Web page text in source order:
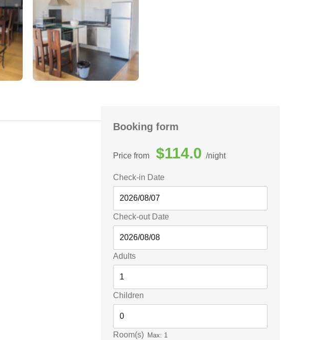
Booking form
Price from $114.0 night
Check-in Date
Check-out Date
Adults
Children
Room(s) Max: 1